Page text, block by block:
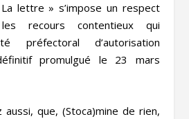
La lettre » s’impose un respect
recours contentieux qui
préfectoral d’autorisation
promulgué le 23 mars
que, (Stoca)mine de rien,